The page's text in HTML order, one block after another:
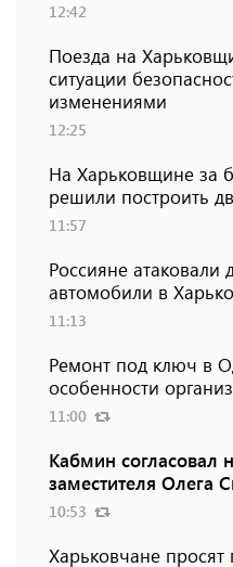
12:42
Поезда на
ситуации
изменениями
12:25
На Харьковщине за
решили построить
11:57
Россияне
автомобили в
11:13
Ремонт под ключ в
особенности
11:00
Кабмин согласовал
заместителя Олега
10:53
Харьковчане просят